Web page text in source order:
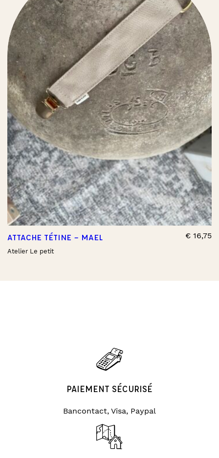
ATTACHE TÉTINE – MAEL
Atelier Le petit
€ 16,75
PAIEMENT SÉCURISÉ
Bancontact, Visa, Paypal